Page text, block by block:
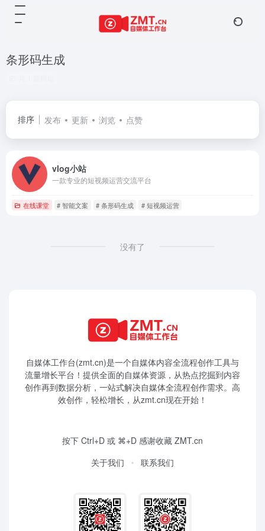
条形码生成
排序 发布 更新 浏览 点赞
vlog小站
一款专业的短视频运营交流平台
在线课堂 # 智能文案 # 条形码生成 # 短视频运营
没有了
自媒体工作台(zmt.cn)是一个自媒体内容全流程创作工具与
流量增长平台！提供全面的自媒体资源，从热点挖掘到内容
创作再到数据分析，一站式解决自媒体全流程创作需求。高
效创作，轻松增长，从zmt.cn现在开始！
按下 Ctrl+D 或 ⌘+D 感谢收藏 ZMT.cn
关于我们
联系我们